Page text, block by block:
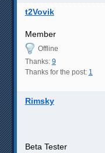
t2Vovik
Member
Offline
Thanks: 9
Thanks for the post: 1
Rimsky
Beta Tester